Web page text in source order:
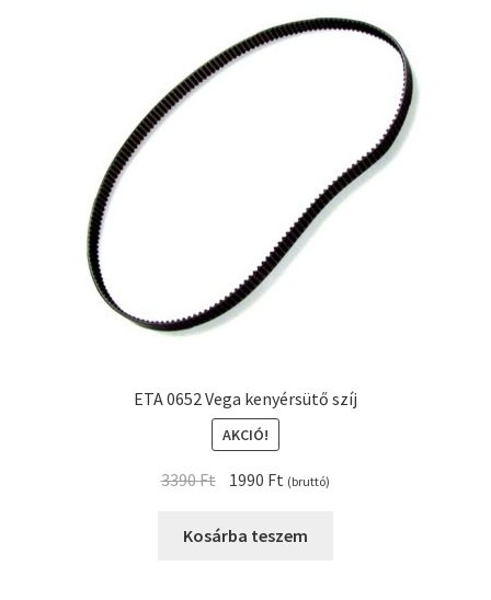
ETA 0652 Vega kenyérsütő szíj
AKCIÓ!
3390Ft Original
was:
1990 Ft Current
is:
(bruttó)
Kosárba teszem